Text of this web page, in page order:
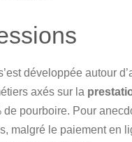
développée autour
axés sur la
pourboire. Pour
malgré le paiement en